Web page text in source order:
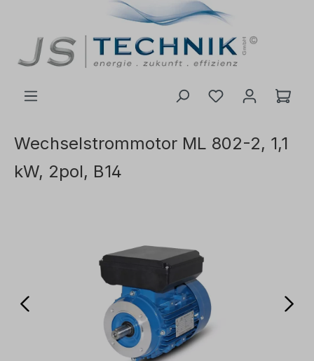
Wechselstrommotor ML 802-2, 1,1
kW, 2pol, B14